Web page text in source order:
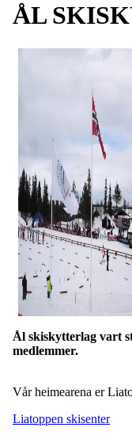
ÅL
Ål skiskytterlag vart
medlemmer.
Vår heimearena er
Liatoppen skisenter